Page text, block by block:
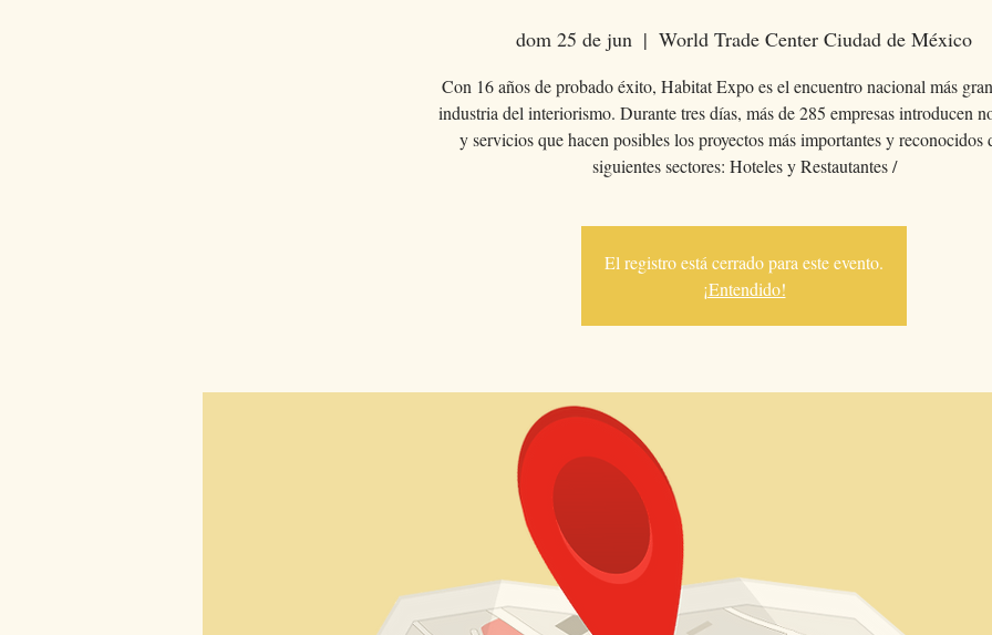
dom 25 de jun
  |
World Trade Center Ciudad de México
Con 16 años de probado éxito, Habitat Expo es el encuentro nacional más
industria del interiorismo. Durante tres días, más de 285 empresas introducen
y servicios que hacen posibles los proyectos más importantes y reconocidos
siguientes sectores: Hoteles y Restautantes /
El registro está cerrado para este evento.
¡Entendido!